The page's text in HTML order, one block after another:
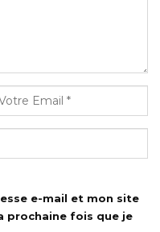
e-mail et mon site
prochaine fois que je